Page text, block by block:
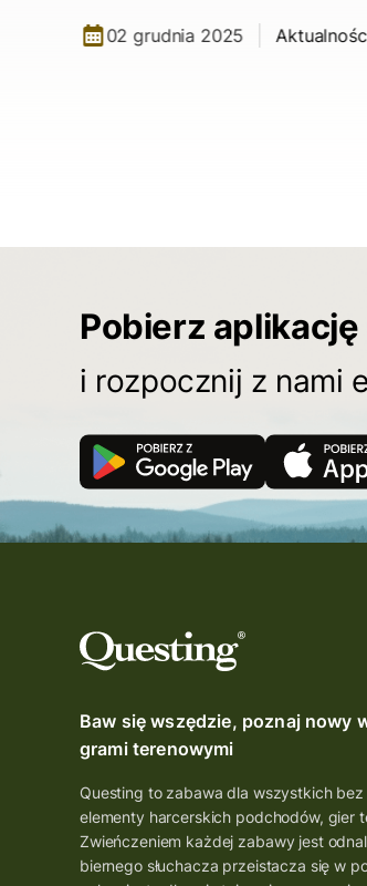
02 grudnia 2025
Pobierz aplikację
i rozpocznij z nami
Baw się wszędzie, poznaj nowy
grami terenowymi
Questing to zabawa dla wszystkich
elementy harcerskich podchodów, gier
Zwieńczeniem każdej zabawy jest
biernego słuchacza przeistacza się w